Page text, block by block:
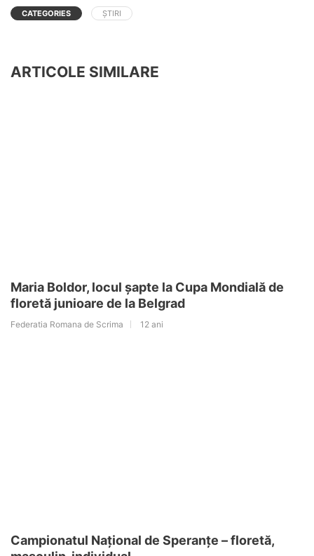
CATEGORIES ȘTIRI
ARTICOLE SIMILARE
Maria Boldor, locul șapte la Cupa Mondială de
floretă junioare de la Belgrad
Federatia Romana de Scrima 12 ani
Campionatul Național de Speranțe – floretă,